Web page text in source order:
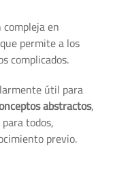
en
permite a los
complicados.
útil para
abstractos,
todos,
previo.